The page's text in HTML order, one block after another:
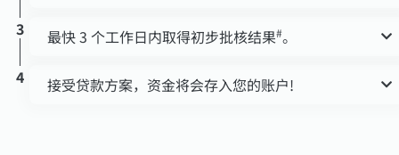
3
最快 3 个工作日内取得初步批核结果#。
4
接受贷款方案，资金将会存入您的账户!